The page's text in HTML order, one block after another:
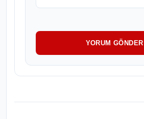
YORUM GÖNDER